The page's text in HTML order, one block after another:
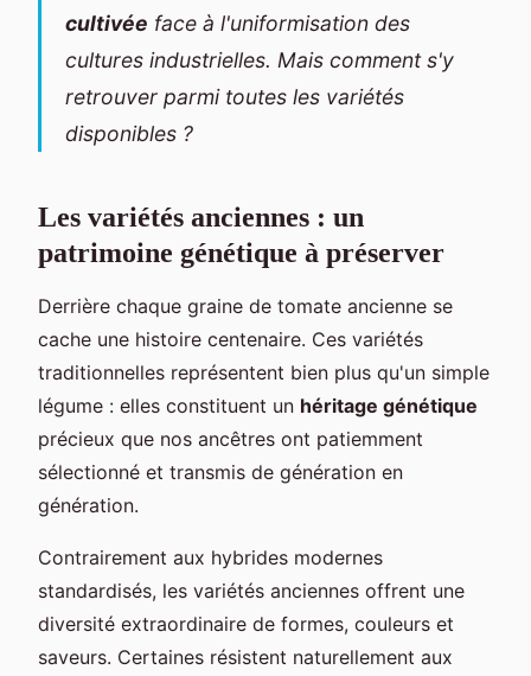
cultivée face à l'uniformisation des
cultures industrielles. Mais comment s'y
retrouver parmi toutes les variétés
disponibles ?
Les variétés anciennes : un
patrimoine génétique à préserver
Derrière chaque graine de tomate ancienne se
cache une histoire centenaire. Ces variétés
traditionnelles représentent bien plus qu'un simple
légume : elles constituent un héritage génétique
précieux que nos ancêtres ont patiemment
sélectionné et transmis de génération en
génération.
Contrairement aux hybrides modernes
standardisés, les variétés anciennes offrent une
diversité extraordinaire de formes, couleurs et
saveurs. Certaines résistent naturellement aux